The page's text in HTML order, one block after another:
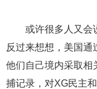
或许很多人又会
反过来想想，美国通
他们自己境内采取相
捕记录，对XG民主